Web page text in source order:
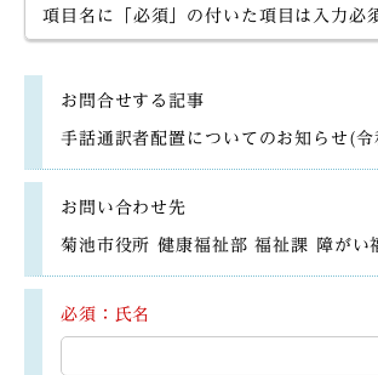
項目名に「必須」の付いた項目は入力必
お問合せする記事
手話通訳者配置についてのお知らせ(
お問い合わせ先
菊池市役所 健康福祉部 福祉課 障がい
必須：氏名